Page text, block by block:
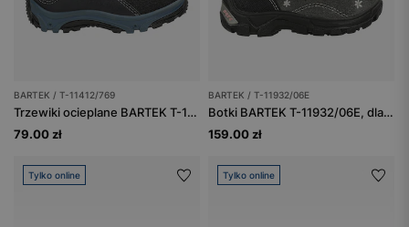
BARTEK / T-11412/769
Trzewiki ocieplane BARTEK T-11412/769, granatowy
79.00 zł
BARTEK / T-11932/06E
Botki BARTEK T-11932/06E, dla dziewcząt, szary
159.00 zł
Tylko online Tylko online